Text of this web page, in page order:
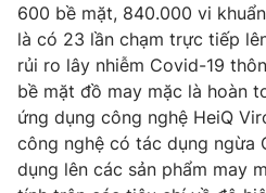
Photo
Video
VTV Money
600 bề mặt, 840.000 vi
là có 23 lần chạm trực tiếp
rủi ro lây nhiễm Covid-19
bề mặt đồ may mặc là hoàn
ứng dụng công nghệ HeiQ
công nghệ có tác dụng ngừa
dụng lên các sản phẩm may